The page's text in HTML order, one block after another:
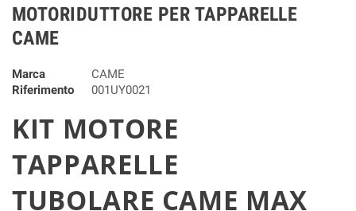
MOTORIDUTTORE PER TAPPARELLE
CAME
Marca
CAME
Riferimento
001UY0021
KIT MOTORE
TAPPARELLE
TUBOLARE CAME MAX